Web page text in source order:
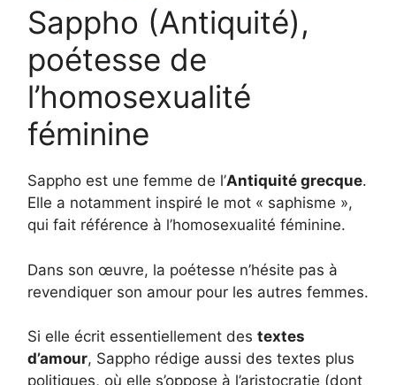
Sappho (Antiquité),
poétesse de
l’homosexualité
féminine
Sappho est une femme de l’Antiquité grecque.
Elle a notamment inspiré le mot « saphisme »,
qui fait référence à l’homosexualité féminine.
Dans son œuvre, la poétesse n’hésite pas à
revendiquer son amour pour les autres femmes.
Si elle écrit essentiellement des textes
d’amour, Sappho rédige aussi des textes plus
politiques, où elle s’oppose à l’aristocratie (dont